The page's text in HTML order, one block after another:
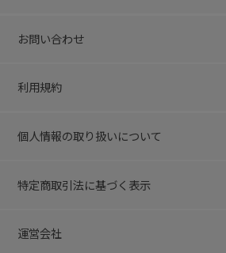
お問い合わせ
利用規約
個人情報の取り扱いについて
特定商取引法に基づく表示
運営会社